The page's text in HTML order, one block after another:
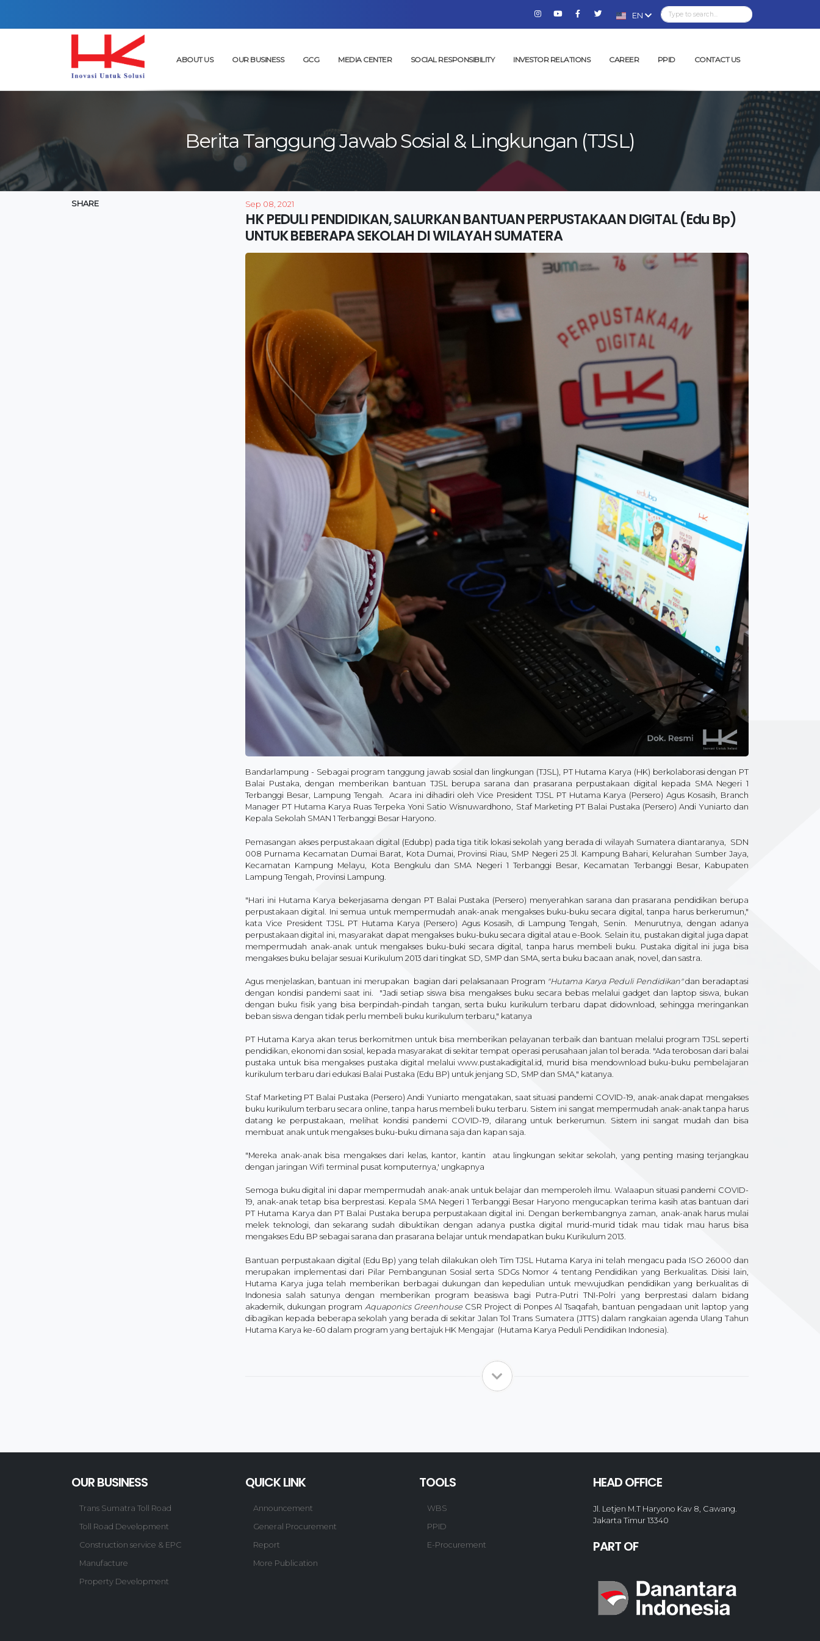
EN
ABOUT US OUR BUSINESS GCG MEDIA CENTER SOCIAL RESPONSIBILITY INVESTOR RELATIONS CAREER PPID CONTACT US
Berita Tanggung Jawab Sosial & Lingkungan (TJSL)
SHARE Sep 08, 2021
HK PEDULI PENDIDIKAN, SALURKAN BANTUAN PERPUSTAKAAN DIGITAL (Edu Bp)
UNTUK BEBERAPA SEKOLAH DI WILAYAH SUMATERA
Bandarlampung - Sebagai program tanggung jawab sosial dan lingkungan (TJSL), PT Hutama Karya (HK) berkolaborasi dengan PT
Balai Pustaka, dengan memberikan bantuan TJSL berupa sarana dan prasarana perpustakaan digital kepada SMA Negeri 1
Terbanggi Besar, Lampung Tengah. Acara ini dihadiri oleh Vice President TJSL PT Hutama Karya (Persero) Agus Kosasih, Branch
Manager PT Hutama Karya Ruas Terpeka Yoni Satio Wisnuwardhono, Staf Marketing PT Balai Pustaka (Persero) Andi Yuniarto dan
Kepala Sekolah SMAN 1 Terbanggi Besar Haryono.
Pemasangan akses perpustakaan digital (Edubp) pada tiga titik lokasi sekolah yang berada di wilayah Sumatera diantaranya, SDN
008 Purnama Kecamatan Dumai Barat, Kota Dumai, Provinsi Riau, SMP Negeri 25 Jl. Kampung Bahari, Kelurahan Sumber Jaya,
Kecamatan Kampung Melayu, Kota Bengkulu dan SMA Negeri 1 Terbanggi Besar, Kecamatan Terbanggi Besar, Kabupaten
Lampung Tengah, Provinsi Lampung.
"Hari ini Hutama Karya bekerjasama dengan PT Balai Pustaka (Persero) menyerahkan sarana dan prasarana pendidikan berupa
perpustakaan digital. Ini semua untuk mempermudah anak-anak mengakses buku-buku secara digital, tanpa harus berkerumun,"
kata Vice President TJSL PT Hutama Karya (Persero) Agus Kosasih, di Lampung Tengah, Senin. Menurutnya, dengan adanya
perpustakaan digital ini, masyarakat dapat mengakses buku-buku secara digital atau e-Book. Selain itu, pustakan digital juga dapat
mempermudah anak-anak untuk mengakses buku-buki secara digital, tanpa harus membeli buku. Pustaka digital ini juga bisa
mengakses buku belajar sesuai Kurikulum 2013 dari tingkat SD, SMP dan SMA, serta buku bacaan anak, novel, dan sastra.
Agus menjelaskan, bantuan ini merupakan bagian dari pelaksanaan Program "Hutama Karya Peduli Pendidikan"dan beradaptasi
dengan kondisi pandemi saat ini. "Jadi setiap siswa bisa mengakses buku secara bebas melalui gadget dan laptop siswa, bukan
dengan buku fisik yang bisa berpindah-pindah tangan, serta buku kurikulum terbaru dapat didownload, sehingga meringankan
beban siswa dengan tidak perlu membeli buku kurikulum terbaru," katanya
PT Hutama Karya akan terus berkomitmen untuk bisa memberikan pelayanan terbaik dan bantuan melalui program TJSL seperti
pendidikan, ekonomi dan sosial, kepada masyarakat di sekitar tempat operasi perusahaan jalan tol berada. "Ada terobosan dari balai
pustaka untuk bisa mengakses pustaka digital melalui www.pustakadigital.id, murid bisa mendownload buku-buku pembelajaran
kurikulum terbaru dari edukasi Balai Pustaka (Edu BP) untuk jenjang SD, SMP dan SMA," katanya.
Staf Marketing PT Balai Pustaka (Persero) Andi Yuniarto mengatakan, saat situasi pandemi COVID-19, anak-anak dapat mengakses
buku kurikulum terbaru secara online, tanpa harus membeli buku terbaru. Sistem ini sangat mempermudah anak-anak tanpa harus
datang ke perpustakaan, melihat kondisi pandemi COVID-19, dilarang untuk berkerumun. Sistem ini sangat mudah dan bisa
membuat anak untuk mengakses buku-buku dimana saja dan kapan saja.
"Mereka anak-anak bisa mengakses dari kelas, kantor, kantin atau lingkungan sekitar sekolah, yang penting masing terjangkau
dengan jaringan Wifi terminal pusat komputernya,' ungkapnya
Semoga buku digital ini dapar mempermudah anak-anak untuk belajar dan memperoleh ilmu. Walaapun situasi pandemi COVID-
19, anak-anak tetap bisa berprestasi. Kepala SMA Negeri 1 Terbanggi Besar Haryono mengucapkan terima kasih atas bantuan dari
PT Hutama Karya dan PT Balai Pustaka berupa perpustakaan digital ini. Dengan berkembangnya zaman, anak-anak harus mulai
melek teknologi, dan sekarang sudah dibuktikan dengan adanya pustka digital murid-murid tidak mau tidak mau harus bisa
mengakses Edu BP sebagai sarana dan prasarana belajar untuk mendapatkan buku Kurikulum 2013.
Bantuan perpustakaan digital (Edu Bp) yang telah dilakukan oleh Tim TJSL Hutama Karya ini telah mengacu pada ISO 26000 dan
merupakan implementasi dari Pilar Pembangunan Sosial serta SDGs Nomor 4 tentang Pendidikan yang Berkualitas. Disisi lain,
Hutama Karya juga telah memberikan berbagai dukungan dan kepedulian untuk mewujudkan pendidikan yang berkualitas di
Indonesia salah satunya dengan memberikan program beasiswa bagi Putra-Putri TNI-Polri yang berprestasi dalam bidang
akademik, dukungan program Aquaponics Greenhouse CSR Project di Ponpes Al Tsaqafah, bantuan pengadaan unit laptop yang
dibagikan kepada beberapa sekolah yang berada di sekitar Jalan Tol Trans Sumatera (JTTS) dalam rangkaian agenda Ulang Tahun
Hutama Karya ke-60 dalam program yang bertajuk HK Mengajar (Hutama Karya Peduli Pendidikan Indonesia).
OUR BUSINESS
Trans Sumatra Toll Road
Toll Road Development
Construction service & EPC
Manufacture
Property Development
QUICK LINK
Announcement
General Procurement
Report
More Publication
TOOLS
WBS
PPID
E-Procurement
HEAD OFFICE
Jl. Letjen M.T Haryono Kav 8, Cawang.
Jakarta Timur 13340
PART OF